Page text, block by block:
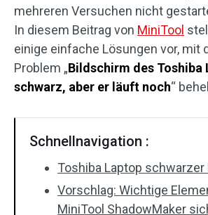
mehreren Versuchen nicht
In diesem Beitrag von MiniTool
einige einfache Lösungen vor, mit
Problem „Bildschirm des Toshiba
schwarz, aber er läuft noch“
Schnellnavigation :
Toshiba Laptop
Vorschlag: Wichtige
MiniTool ShadowMaker